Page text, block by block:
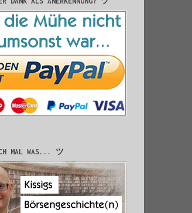
MAL WAS... ツ